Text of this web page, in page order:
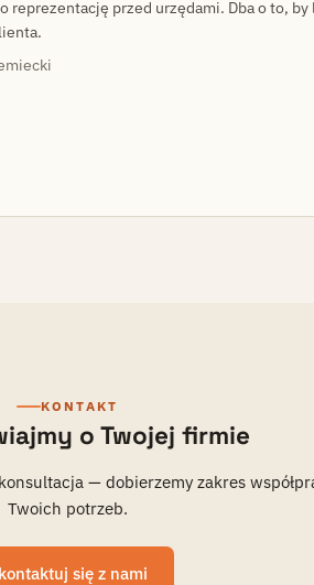
przed urzędami. Dba o to, by
KONTAKT
o Twojej firmie
— dobierzemy zakres
Twoich potrzeb.
się z nami